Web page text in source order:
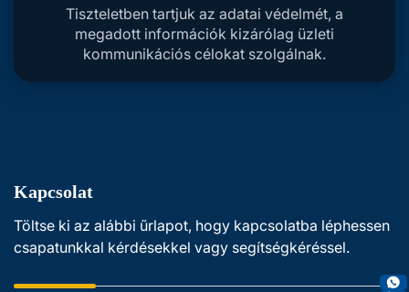
Tiszteletben tartjuk az adatai védelmét, a
megadott információk kizárólag üzleti
kommunikációs célokat szolgálnak.
Kapcsolat
Töltse ki az alábbi űrlapot, hogy kapcsolatba léphessen
csapatunkkal kérdésekkel vagy segítségkéréssel.